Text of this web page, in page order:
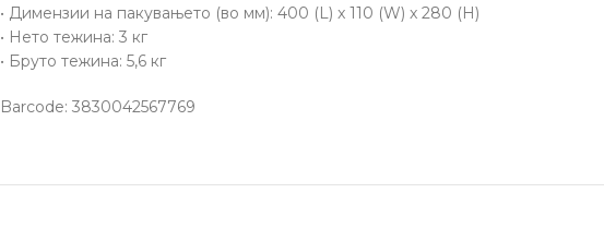
• Димензии на пакувањето (во мм): 400 (L) x 110 (W) x 280 (H)
• Нето тежина: 3 кг
• Бруто тежина: 5,6 кг
Barcode: 3830042567769